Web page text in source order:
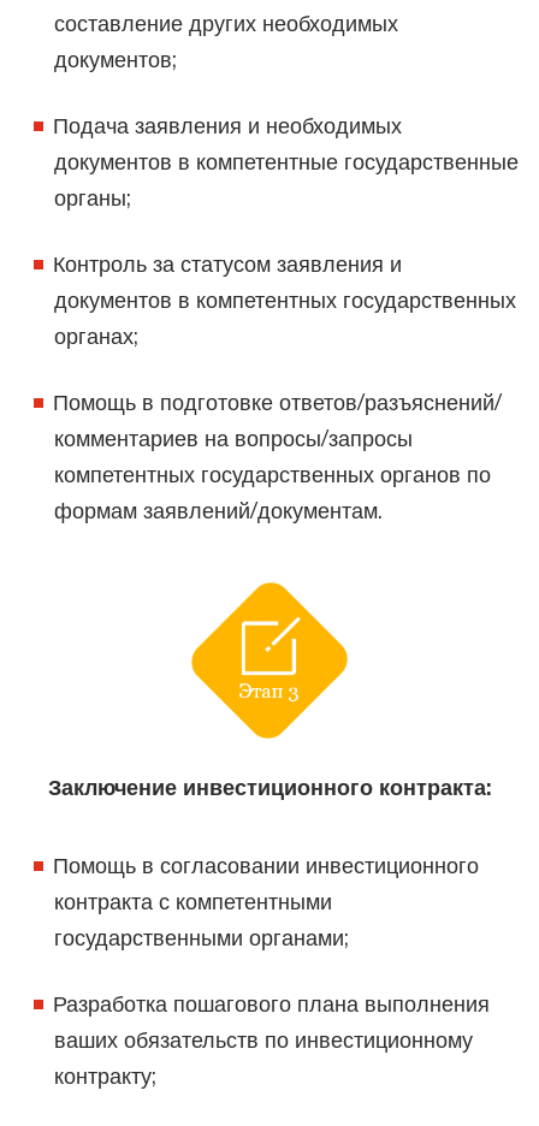
составление других необходимых
документов;
Подача заявления и необходимых
документов в компетентные государственные
органы;
Контроль за статусом заявления и
документов в компетентных государственных
органах;
Помощь в подготовке ответов/разъяснений/
комментариев на вопросы/запросы
компетентных государственных органов по
формам заявлений/документам.
Заключение инвестиционного контракта:
Помощь в согласовании инвестиционного
контракта с компетентными
государственными органами;
Разработка пошагового плана выполнения
ваших обязательств по инвестиционному
контракту;